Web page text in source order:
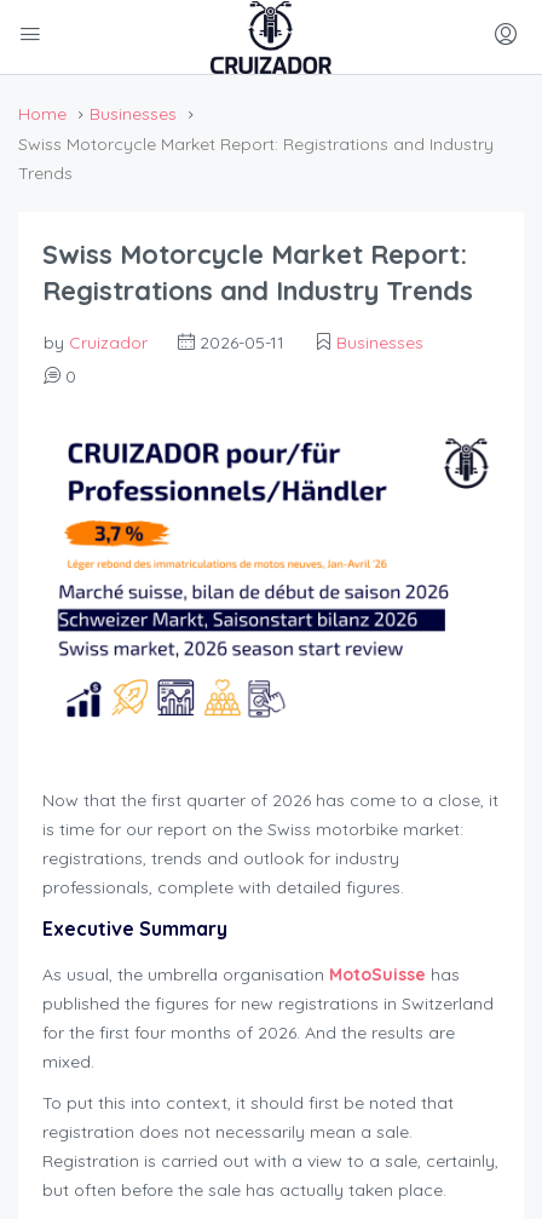
Home
Businesses
Swiss Motorcycle Market Report: Registrations and Industry
Trends
Swiss Motorcycle Market Report:
Registrations and Industry Trends
by Cruizador 2026-05-11
Businesses
0
Now that the first quarter of 2026 has come to a close, it
is time for our report on the Swiss motorbike market:
registrations, trends and outlook for industry
professionals, complete with detailed figures.
Executive Summary
As usual, the umbrella organisation MotoSuisse has
published the figures for new registrations in Switzerland
for the first four months of 2026. And the results are
mixed.
To put this into context, it should first be noted that
registration does not necessarily mean a sale.
Registration is carried out with a view to a sale, certainly,
but often before the sale has actually taken place.